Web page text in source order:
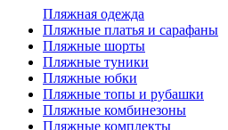
Пляжная одежда
Пляжные платья и сарафаны
Пляжные шорты
Пляжные туники
Пляжные юбки
Пляжные топы и рубашки
Пляжные комбинезоны
Пляжные комплекты